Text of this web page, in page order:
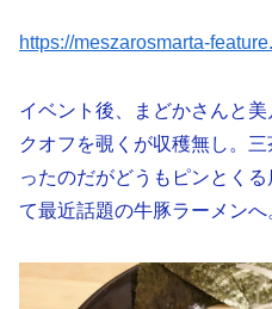
https://meszarosmarta-
イベント後、まどかさんと
クオフを覗くが収穫無し。
ったのだがどうもピンとく
て最近話題の牛豚ラーメンへ